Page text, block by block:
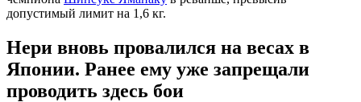
допустимый лимит на 1,6 кг.
Нери вновь провалился на весах в
Японии. Ранее ему уже запрещали
проводить здесь бои